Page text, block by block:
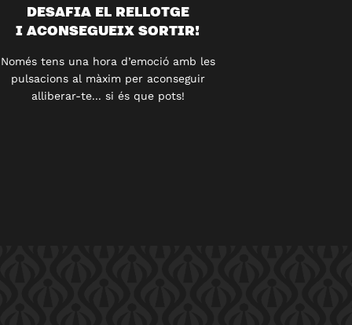
DESAFIA EL RELLOTGE
I ACONSEGUEIX SORTIR!
Només tens una hora d’emoció amb les
pulsacions al màxim per aconseguir
alliberar-te... si és que pots!